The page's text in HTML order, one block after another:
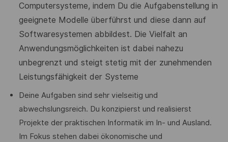
Computersysteme, indem Du die Aufgabenstellung in
geeignete Modelle überführst und diese dann auf
Softwaresystemen abbildest. Die Vielfalt an
Anwendungsmöglichkeiten ist dabei nahezu
unbegrenzt und steigt stetig mit der zunehmenden
Leistungsfähigkeit der Systeme
Deine Aufgaben sind sehr vielseitig und
abwechslungsreich. Du konzipierst und realisierst
Projekte der praktischen Informatik im In- und Ausland.
Im Fokus stehen dabei ökonomische und